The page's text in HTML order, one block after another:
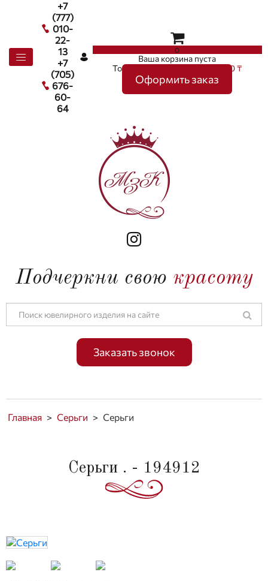
+7
(777)
010-
22-
13
+7
(705)
676-
60-
64
0
Ваша корзина пуста
Товаров в корзине
на сумму0 ₸
Оформить заказ
Подчеркни свою красоту
Заказать звонок
Главная > Серьги > Серьги
Серьги . - 194912